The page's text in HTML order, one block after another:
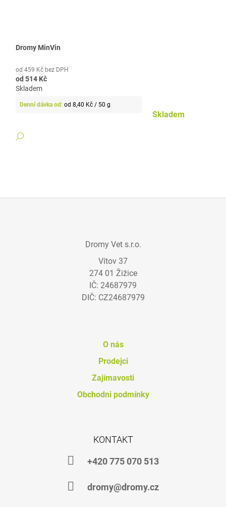
Dromy MinVin
od 459 Kč bez DPH
od 514 Kč
Skladem
Měrná
od 8,40 Kč / 50 g
Skladem
DETAIL
Dromy Vet s.r.o.
Vítov 37
274 01 Žižice
IČ: 24687979
DIČ: CZ24687979
O nás
Prodejci
Zajímavosti
Obchodni podmínky
KONTAKT
+420 775 070 513
dromy@dromy.cz